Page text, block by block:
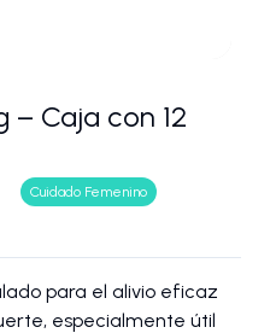
– Caja con 12
Cuidado Femenino
para el alivio eficaz
especialmente útil